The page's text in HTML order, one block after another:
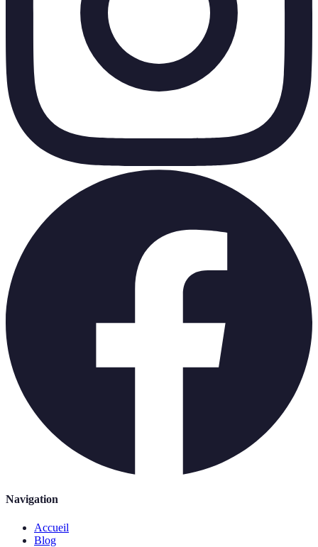
Navigation
Accueil
Blog